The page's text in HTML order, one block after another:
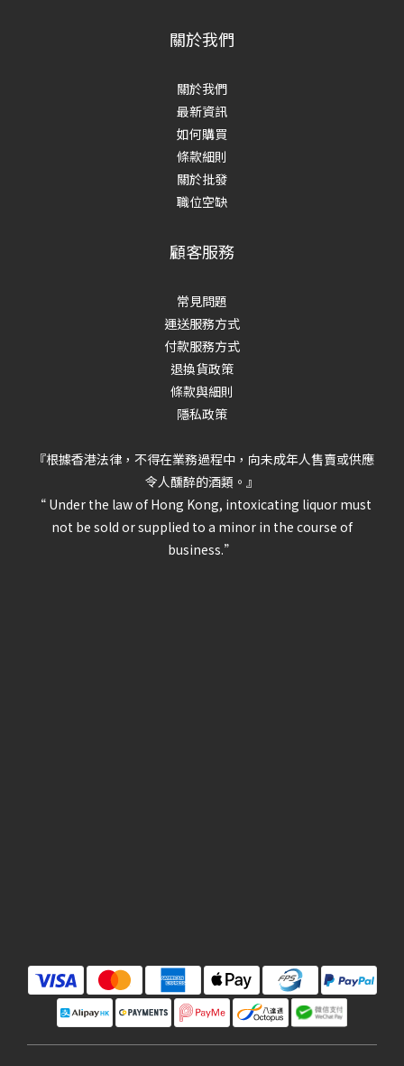
關於我們
關於我們
最新資訊
如何購買
條款細則
關於批發
職位空缺
顧客服務
常見問題
運送服務方式
付款服務方式
退換貨政策
條款與細則
隱私政策
『根據香港法律，不得在業務過程中，向未成年人售賣或供應
令人醺醉的酒類。』
“ Under the law of Hong Kong, intoxicating liquor must
not be sold or supplied to a minor in the course of
business.”